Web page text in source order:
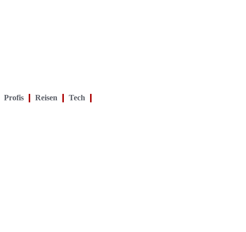
Profis Reisen Tech